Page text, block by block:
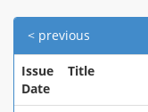
< previous
Issue
Date
Title